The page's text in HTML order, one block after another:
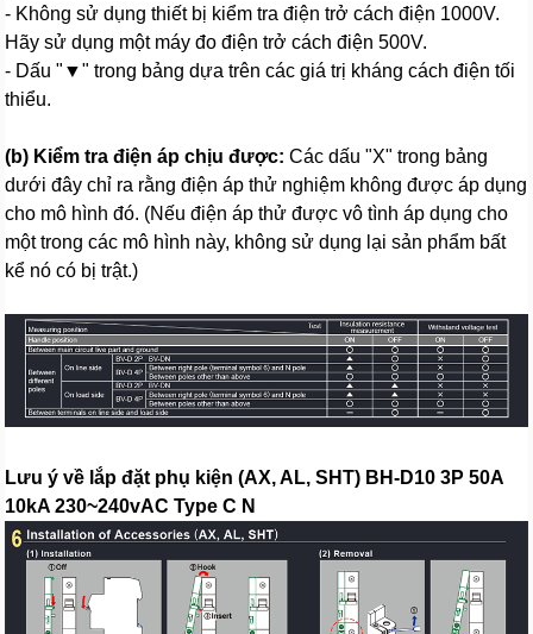
- Không sử dụng thiết bị kiểm tra điện trở cách điện 1000V.
Hãy sử dụng một máy đo điện trở cách điện 500V.
- Dấu "▼" trong bảng dựa trên các giá trị kháng cách điện tối
thiểu.
(b) Kiểm tra điện áp chịu được: Các dấu "X" trong bảng
dưới đây chỉ ra rằng điện áp thử nghiệm không được áp dụng
cho mô hình đó. (Nếu điện áp thử được vô tình áp dụng cho
một trong các mô hình này, không sử dụng lại sản phẩm bất
kể nó có bị trật.)
Lưu ý về lắp đặt phụ kiện (AX, AL, SHT) BH-D10 3P 50A
10kA 230~240vAC Type C N